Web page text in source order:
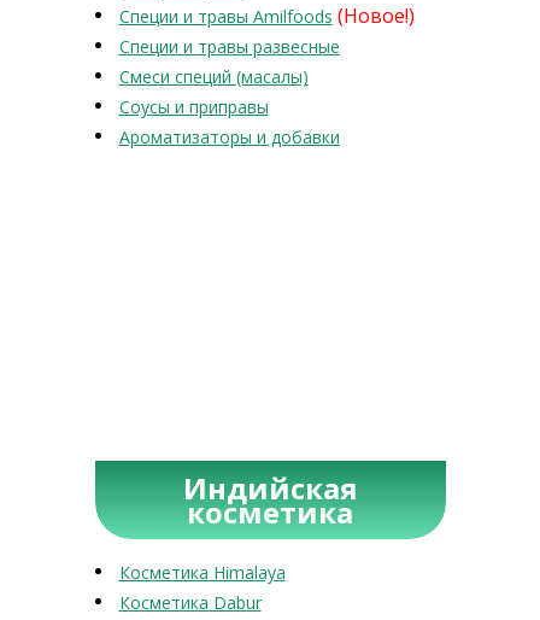
Специи и травы Amilfoods (Новое!)
Специи и травы развесные
Смеси специй (масалы)
Соусы и приправы
Ароматизаторы и добавки
Индийская
косметика
Косметика Himalaya
Косметика Dabur